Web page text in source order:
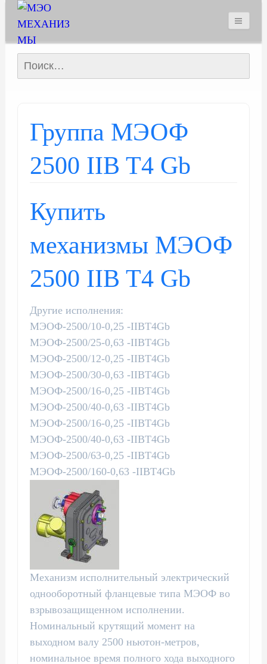
Найти:
Группа МЭОФ
2500 IIB T4 Gb
Купить
механизмы МЭОФ
2500 IIB T4 Gb
Другие исполнения:
МЭОФ-2500/10-0,25 -IIBT4Gb
МЭОФ-2500/25-0,63 -IIBT4Gb
МЭОФ-2500/12-0,25 -IIBT4Gb
МЭОФ-2500/30-0,63 -IIBT4Gb
МЭОФ-2500/16-0,25 -IIBT4Gb
МЭОФ-2500/40-0,63 -IIBT4Gb
МЭОФ-2500/16-0,25 -IIBT4Gb
МЭОФ-2500/40-0,63 -IIBT4Gb
МЭОФ-2500/63-0,25 -IIBT4Gb
МЭОФ-2500/160-0,63 -IIBT4Gb
Механизм исполнительный электрический
однооборотный фланцевые типа МЭОФ во
взрывозащищенном исполнении.
Номинальный крутящий момент на
выходном валу 2500 ньютон-метров,
номинальное время полного хода выходного